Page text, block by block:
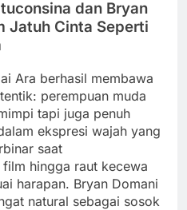
dan Bryan
Jatuh Cinta Seperti
Ara berhasil membawa
perempuan muda
tapi juga penuh
ekspresi wajah yang
saat
hingga raut kecewa
harapan. Bryan Domani
natural sebagai sosok